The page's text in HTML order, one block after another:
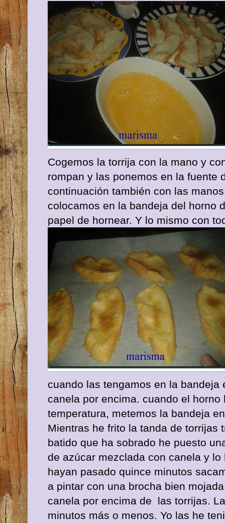
Cogemos la torrija con la mano y
rompan y las ponemos en la fuente
continuación también con las
colocamos en la bandeja del horno
papel de hornear. Y lo mismo con
cuando las tengamos en la bandeja
canela por encima. cuando el horno
temperatura, metemos la bandeja
Mientras he frito la tanda de torrijas
batido que ha sobrado he puesto
de azúcar mezclada con canela y
hayan pasado quince minutos
a pintar con una brocha bien
canela por encima de las torrijas.
minutos más o menos. Yo las he